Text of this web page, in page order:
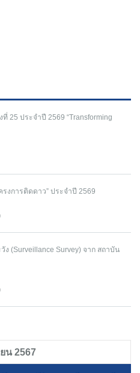
25 ประจำปี 2569 “Transforming
งการติดดาว” ประจำปี 2569
ง (Surveillance Survey) จาก สถาบัน
น 2567